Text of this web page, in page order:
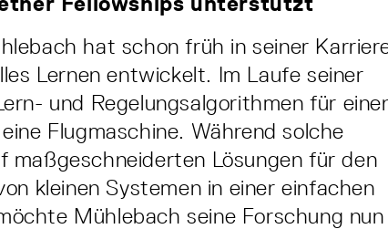
hat schon früh in seiner
Lernen entwickelt. Im Laufe seiner
und Regelungsalgorithmen für
Flugmaschine. Während solche
maßgeschneiderten Lösungen für den
kleinen Systemen in einer einfachen
Mühlebach seine Forschung